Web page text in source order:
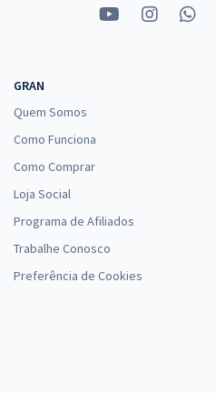
GRAN
Quem Somos
Como Funciona
Como Comprar
Loja Social
Programa de Afiliados
Trabalhe Conosco
Preferência de Cookies